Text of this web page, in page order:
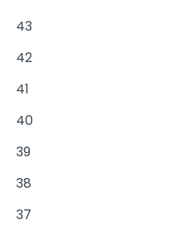
43
42
41
40
39
38
37